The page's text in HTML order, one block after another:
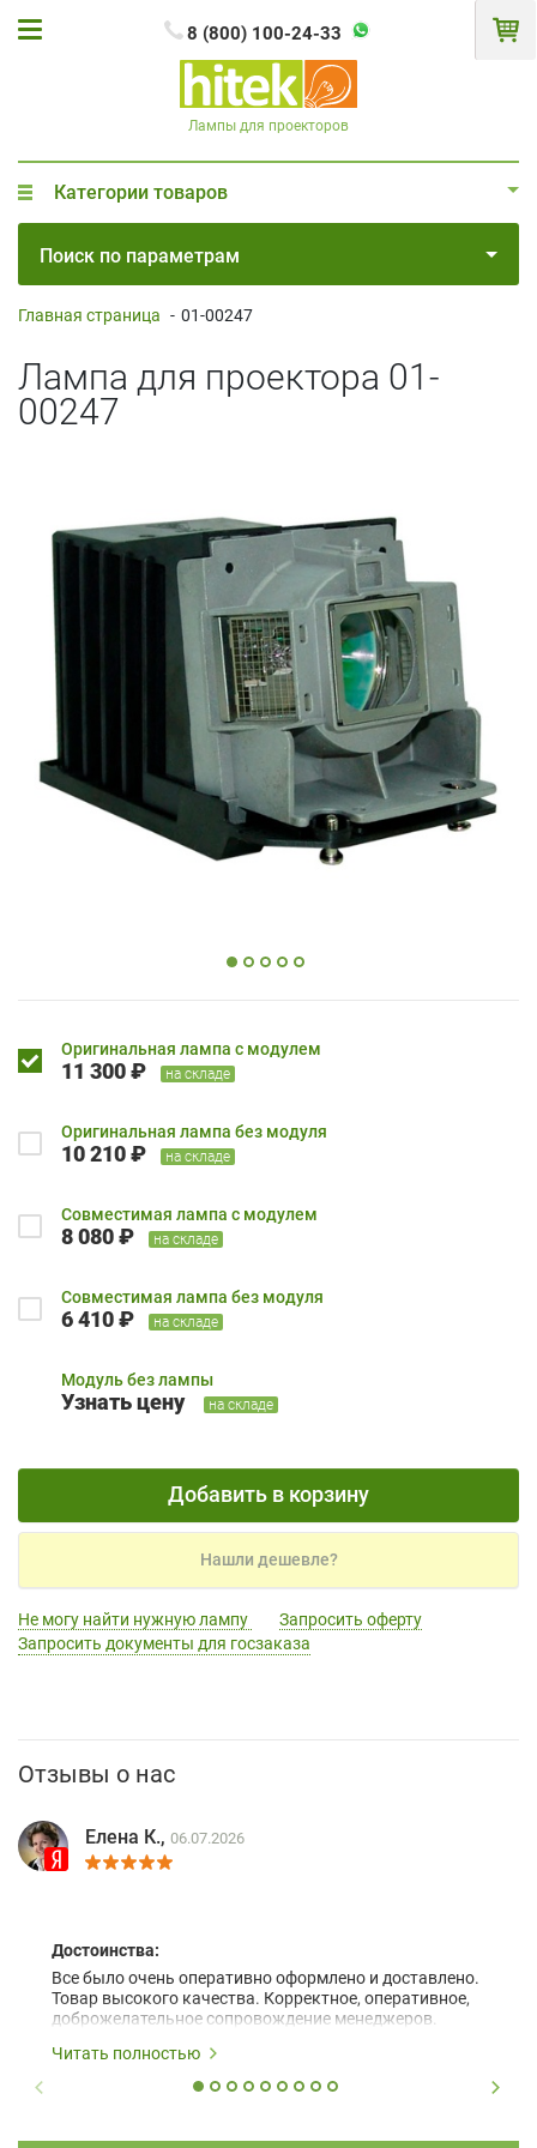
8 (800) 100-24-33
Лампы для проекторов
Категории товаров
Поиск по параметрам
Главная страница - 01-00247
Лампа для проектора 01-
00247
Оригинальная лампа с модулем
11 300 ₽ на складе
Оригинальная лампа без модуля
10 210 ₽ на складе
Совместимая лампа с модулем
8 080 ₽ на складе
Совместимая лампа без модуля
6 410 ₽ на складе
Модуль без лампы
Узнать цену на складе
Добавить в корзину
Нашли дешевле?
Не могу найти нужную лампу
Запросить оферту
Запросить документы для госзаказа
Отзывы о нас
Елена К., 06.07.2026
Достоинства:
Все было очень оперативно оформлено и доставлено.
Товар высокого качества. Корректное, оперативное,
доброжелательное сопровождение менеджеров.
Читать полностью